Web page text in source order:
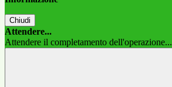
Chiudi
Attendere...
Attendere il completamento dell'operazione...